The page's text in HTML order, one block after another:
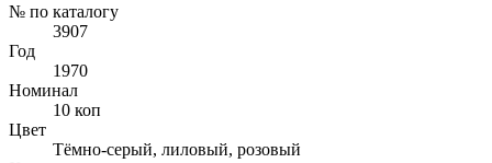
№ по каталогу
3907
Год
1970
Номинал
10 коп
Цвет
Тёмно-серый, лиловый, розовый